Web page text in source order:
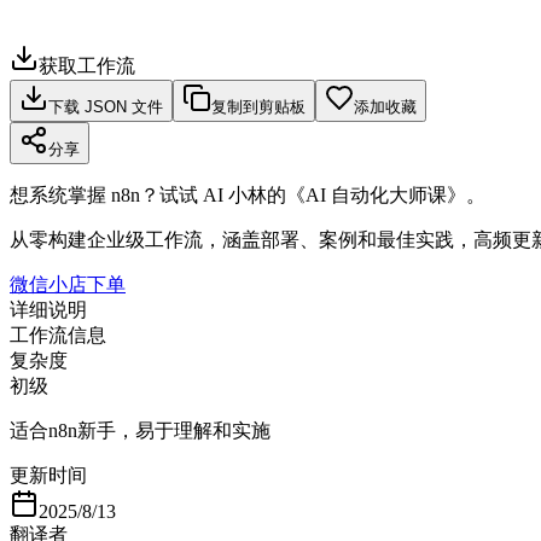
获取工作流
下载 JSON 文件 复制到剪贴板 添加收藏
分享
想系统掌握 n8n？试试 AI 小林的《AI 自动化大师课》。
从零构建企业级工作流，涵盖部署、案例和最佳实践，高频更
微信小店下单
详细说明
工作流信息
复杂度
初级
适合n8n新手，易于理解和实施
更新时间
2025/8/13
翻译者